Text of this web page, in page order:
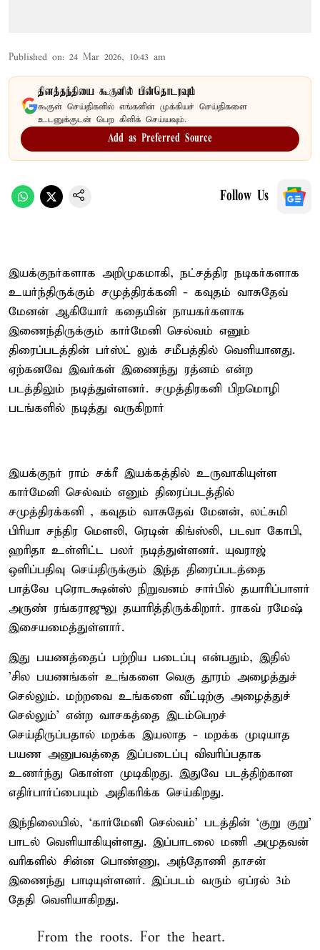
Published on: 24 Mar 2026, 10:43 am
தினத்தந்தியை கூகுளில் பின்தொடரவும்
கூகுள் செய்திகளில் எங்களின் முக்கியச் செய்திகளை
உடனுக்குடன் பெற கிளிக் செய்யவும்.
Add as Preferred Source
Follow Us
இயக்குநர்களாக அறிமுகமாகி, நட்சத்திர நடிகர்களாக
உயர்ந்திருக்கும் சமுத்திரக்கனி - கவுதம் வாசுதேவ்
மேனன் ஆகியோர் கதையின் நாயகர்களாக
இணைந்திருக்கும் கார்மேனி செல்வம் எனும்
திரைப்படத்தின் பர்ஸ்ட் லுக் சமீபத்தில் வெளியானது.
ஏற்கனவே இவர்கள் இணைந்து ரத்னம் என்ற
படத்திலும் நடித்துள்ளனர். சமுத்திரகனி பிறமொழி
படங்களில் நடித்து வருகிறார்
இயக்குநர் ராம் சக்ரீ இயக்கத்தில் உருவாகியுள்ள
கார்மேனி செல்வம் எனும் திரைப்படத்தில்
சமுத்திரக்கனி , கவுதம் வாசுதேவ் மேனன், லட்சுமி
பிரியா சந்திர மௌலி, ரெடின் கிங்ஸ்லி, படவா கோபி,
ஹரிதா உள்ளிட்ட பலர் நடித்துள்ளனர். யுவராஜ்
ஒளிப்பதிவு செய்திருக்கும் இந்த திரைப்படத்தை
பாத்வே புரொடக்ஷன்ஸ் நிறுவனம் சார்பில் தயாரிப்பாளர்
அருண் ரங்கராஜுலு தயாரித்திருக்கிறார். ராகவ் ரமேஷ்
இசையமைத்துள்ளார்.
இது பயணத்தைப் பற்றிய படைப்பு என்பதும், இதில்
'சில பயணங்கள் உங்களை வெகு தூரம் அழைத்துச்
செல்லும். மற்றவை உங்களை வீட்டிற்கு அழைத்துச்
செல்லும்' என்ற வாசகத்தை இடம்பெறச்
செய்திருப்பதால் மறக்க இயலாத - மறக்க முடியாத
பயண அனுபவத்தை இப்படைப்பு விவரிப்பதாக
உணர்ந்து கொள்ள முடிகிறது. இதுவே படத்திற்கான
எதிர்பார்ப்பையும் அதிகரிக்க செய்கிறது.
இந்நிலையில், ‘கார்மேனி செல்வம்’ படத்தின் ‘குறு குறு’
பாடல் வெளியாகியுள்ளது. இப்பாடலை மணி அமுதவன்
வரிகளில் சின்ன பொண்ணு, அந்தோணி தாசன்
இணைந்து பாடியுள்ளனர். இப்படம் வரும் ஏப்ரல் 3ம்
தேதி வெளியாகிறது.
From the roots. For the heart.